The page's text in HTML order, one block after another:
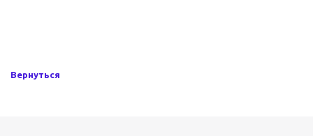
Вернуться